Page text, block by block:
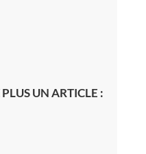
UN ARTICLE :